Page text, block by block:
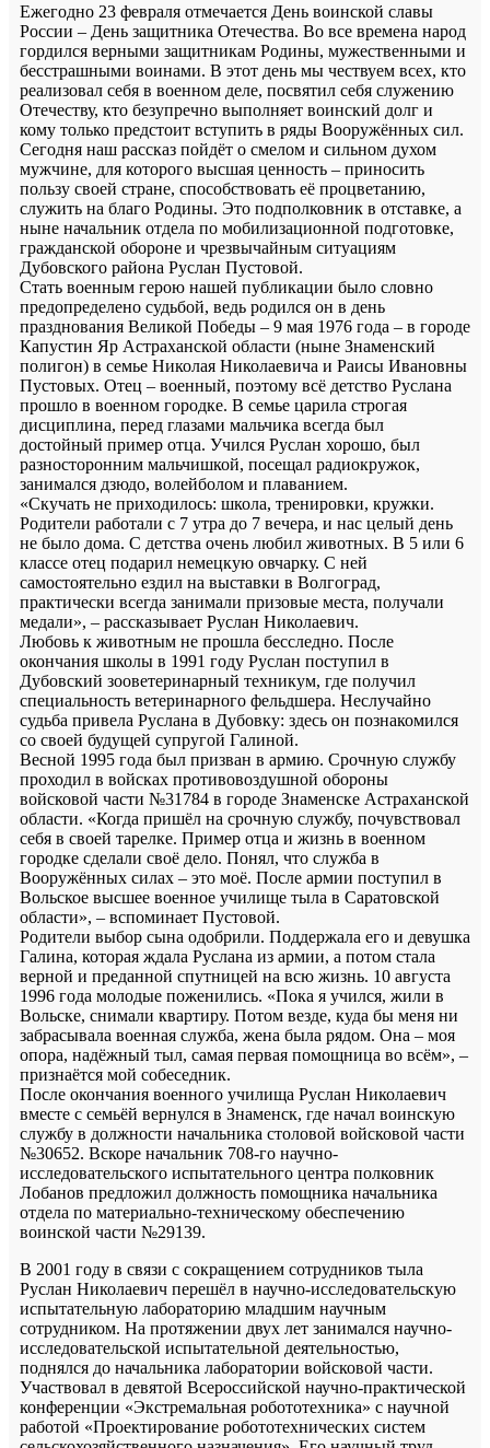
Ежегодно 23 февраля отмечается День воинской славы
России – День защитника Отечества. Во все времена народ
гордился верными защитникам Родины, мужественными и
бесстрашными воинами. В этот день мы чествуем всех, кто
реализовал себя в военном деле, посвятил себя служению
Отечеству, кто безупречно выполняет воинский долг и
кому только предстоит вступить в ряды Вооружённых сил.
Сегодня наш рассказ пойдёт о смелом и сильном духом
мужчине, для которого высшая ценность – приносить
пользу своей стране, способствовать её процветанию,
служить на благо Родины. Это подполковник в отставке, а
ныне начальник отдела по мобилизационной подготовке,
гражданской обороне и чрезвычайным ситуациям
Дубовского района Руслан Пустовой.
Стать военным герою нашей публикации было словно
предопределено судьбой, ведь родился он в день
празднования Великой Победы – 9 мая 1976 года – в городе
Капустин Яр Астраханской области (ныне Знаменский
полигон) в семье Николая Николаевича и Раисы Ивановны
Пустовых. Отец – военный, поэтому всё детство Руслана
прошло в военном городке. В семье царила строгая
дисциплина, перед глазами мальчика всегда был
достойный пример отца. Учился Руслан хорошо, был
разносторонним мальчишкой, посещал радиокружок,
занимался дзюдо, волейболом и плаванием.
«Скучать не приходилось: школа, тренировки, кружки.
Родители работали с 7 утра до 7 вечера, и нас целый день
не было дома. С детства очень любил животных. В 5 или 6
классе отец подарил немецкую овчарку. С ней
самостоятельно ездил на выставки в Волгоград,
практически всегда занимали призовые места, получали
медали», – рассказывает Руслан Николаевич.
Любовь к животным не прошла бесследно. После
окончания школы в 1991 году Руслан поступил в
Дубовский зооветеринарный техникум, где получил
специальность ветеринарного фельдшера. Неслучайно
судьба привела Руслана в Дубовку: здесь он познакомился
со своей будущей супругой Галиной.
Весной 1995 года был призван в армию. Срочную службу
проходил в войсках противовоздушной обороны
войсковой части №31784 в городе Знаменске Астраханской
области. «Когда пришёл на срочную службу, почувствовал
себя в своей тарелке. Пример отца и жизнь в военном
городке сделали своё дело. Понял, что служба в
Вооружённых силах – это моё. После армии поступил в
Вольское высшее военное училище тыла в Саратовской
области», – вспоминает Пустовой.
Родители выбор сына одобрили. Поддержала его и девушка
Галина, которая ждала Руслана из армии, а потом стала
верной и преданной спутницей на всю жизнь. 10 августа
1996 года молодые поженились. «Пока я учился, жили в
Вольске, снимали квартиру. Потом везде, куда бы меня ни
забрасывала военная служба, жена была рядом. Она – моя
опора, надёжный тыл, самая первая помощница во всём», –
признаётся мой собеседник.
После окончания военного училища Руслан Николаевич
вместе с семьёй вернулся в Знаменск, где начал воинскую
службу в должности начальника столовой войсковой части
№30652. Вскоре начальник 708-го научно-
исследовательского испытательного центра полковник
Лобанов предложил должность помощника начальника
отдела по материально-техническому обеспечению
воинской части №29139.
В 2001 году в связи с сокращением сотрудников тыла
Руслан Николаевич перешёл в научно-исследовательскую
испытательную лабораторию младшим научным
сотрудником. На протяжении двух лет занимался научно-
исследовательской испытательной деятельностью,
поднялся до начальника лаборатории войсковой части.
Участвовал в девятой Всероссийской научно-практической
конференции «Экстремальная робототехника» с научной
работой «Проектирование робототехнических систем